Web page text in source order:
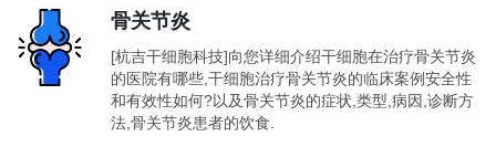
骨关节炎
[杭吉干细胞科技]向您详细介绍干细胞在治疗骨关节炎
的医院有哪些,干细胞治疗骨关节炎的临床案例安全性
和有效性如何?以及骨关节炎的症状,类型,病因,诊断方
法,骨关节炎患者的饮食.